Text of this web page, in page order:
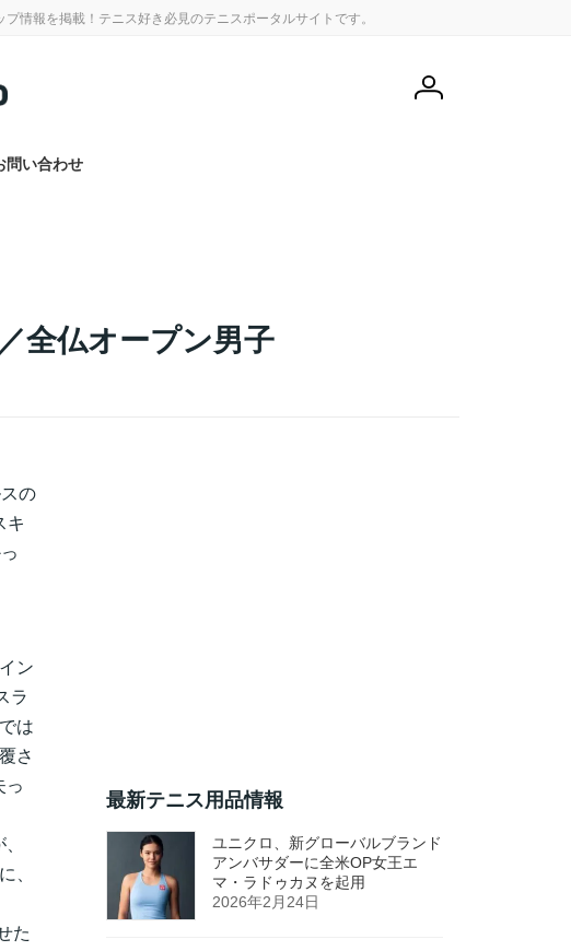
情報を掲載！テニス好き必見のテニスポータルサイトです。
会
問い合わせ
全仏オープン男子
の
キ
ン
ラ
は
さ
っ
、
た
最新テニス用品情報
ユニクロ、新グローバルブランド
アンバサダーに全米OP女王エ
マ・ラドゥカヌを起用
2026年2月24日